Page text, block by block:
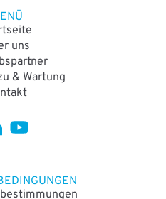
uns
& Wartung